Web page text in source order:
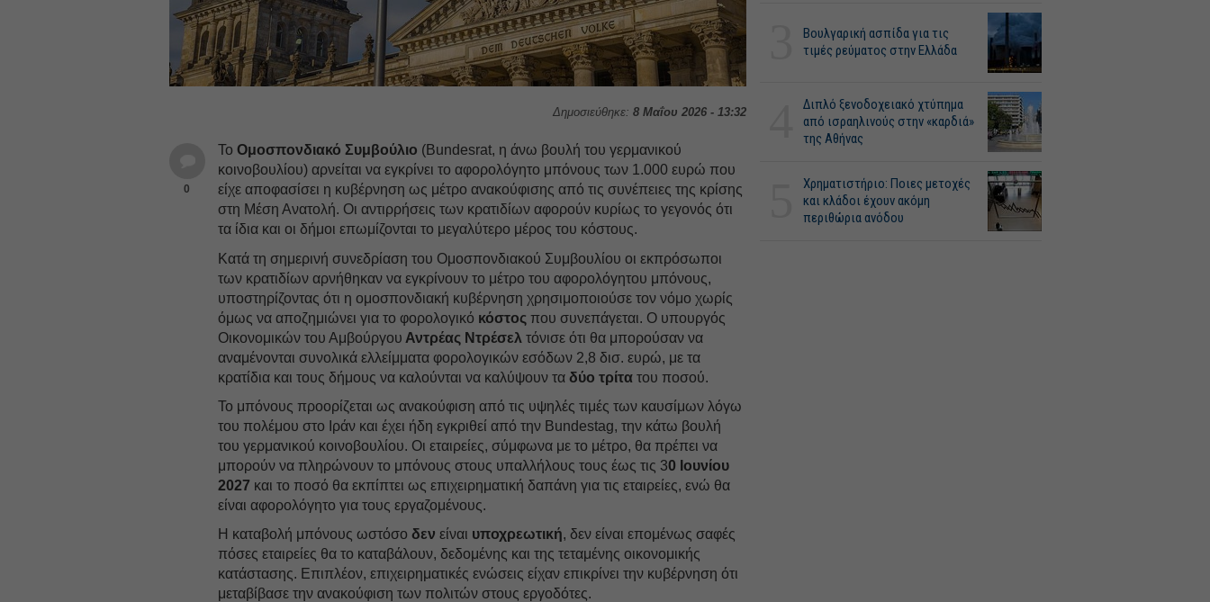
Δημοσιεύθηκε: 8 Μαΐου 2026 - 13:32
0
ΤοΟμοσπονδιακό Συμβούλιο (Bundesrat, η άνω βουλή του γερμανικού
κοινοβουλίου) αρνείται να εγκρίνει το αφορολόγητο μπόνους των 1.000 ευρώ που
είχε αποφασίσει η κυβέρνηση ως μέτρο ανακούφισης από τις συνέπειες της κρίσης
στη Μέση Ανατολή. Οι αντιρρήσεις των κρατιδίων αφορούν κυρίως το γεγονός ότι
τα ίδια και οι δήμοι επωμίζονται το μεγαλύτερο μέρος του κόστους.
Κατά τη σημερινή συνεδρίαση του Ομοσπονδιακού Συμβουλίου οι εκπρόσωποι
των κρατιδίων αρνήθηκαν να εγκρίνουν το μέτρο του αφορολόγητου μπόνους,
υποστηρίζοντας ότι η ομοσπονδιακή κυβέρνηση χρησιμοποιούσε τον νόμο χωρίς
όμως να αποζημιώνει για το φορολογικό κόστος που συνεπάγεται. Ο υπουργός
Οικονομικών του Αμβούργου Αντρέας Ντρέσελ τόνισε ότι θα μπορούσαν να
αναμένονται συνολικά ελλείμματα φορολογικών εσόδων 2,8 δισ. ευρώ, με τα
κρατίδια και τους δήμους να καλούνται να καλύψουν ταδύο τρίτα του ποσού.
Το μπόνους προορίζεται ως ανακούφιση από τις υψηλές τιμές των καυσίμων λόγω
του πολέμου στο Ιράν και έχει ήδη εγκριθεί από την Bundestag, την κάτω βουλή
του γερμανικού κοινοβουλίου. Οι εταιρείες, σύμφωνα με το μέτρο, θα πρέπει να
μπορούν να πληρώνουν το μπόνους στους υπαλλήλους τους έως τις 30 Ιουνίου
2027 και το ποσό θα εκπίπτει ως επιχειρηματική δαπάνη για τις εταιρείες, ενώ θα
είναι αφορολόγητο για τους εργαζομένους.
Η καταβολή μπόνους ωστόσοδεν είναι υποχρεωτική, δεν είναι επομένως σαφές
πόσες εταιρείες θα το καταβάλουν, δεδομένης και της τεταμένης οικονομικής
κατάστασης. Επιπλέον, επιχειρηματικές ενώσεις είχαν επικρίνει την κυβέρνηση ότι
μεταβίβασε την ανακούφιση των πολιτών στους εργοδότες.
Βουλγαρική ασπίδα για τις
τιμές ρεύματος στην Ελλάδα
Διπλό ξενοδοχειακό χτύπημα
από ισραηλινούς στην «καρδιά»
της Αθήνας
Χρηματιστήριο: Ποιες μετοχές
και κλάδοι έχουν ακόμη
περιθώρια ανόδου